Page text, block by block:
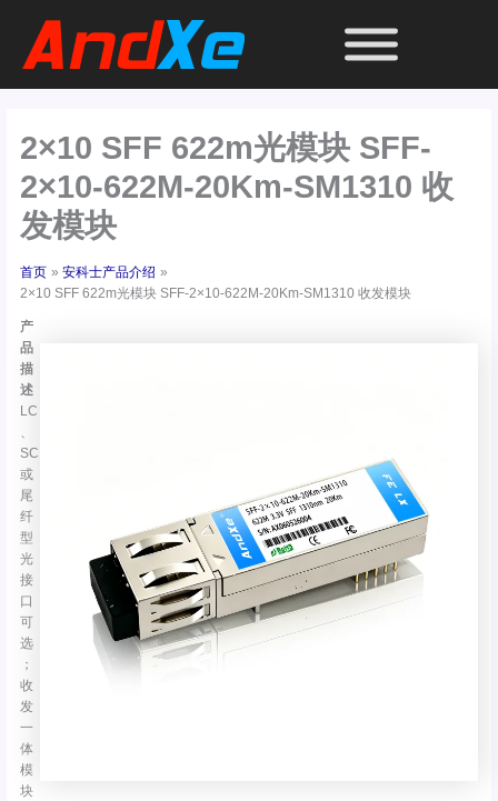
2×10 SFF 622m光模块 SFF-
2×10-622M-20Km-SM1310 收
发模块
首页
安科士产品介绍
2×10 SFF 622m光模块 SFF-2×10-622M-20Km-SM1310 收发模块
产
品
描
述
LC
、
SC
或
尾
纤
型
光
接
口
可
选
；
收
发
一
体
模
块